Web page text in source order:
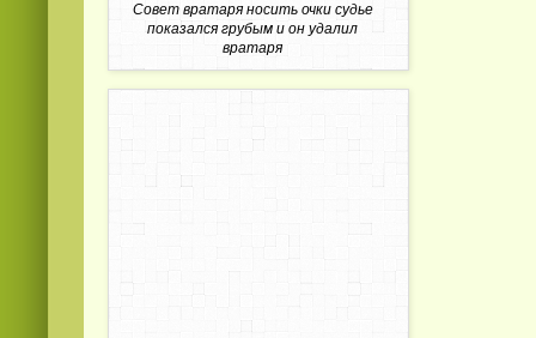
Совет вратаря носить очки судье
показался грубым и он удалил
вратаря